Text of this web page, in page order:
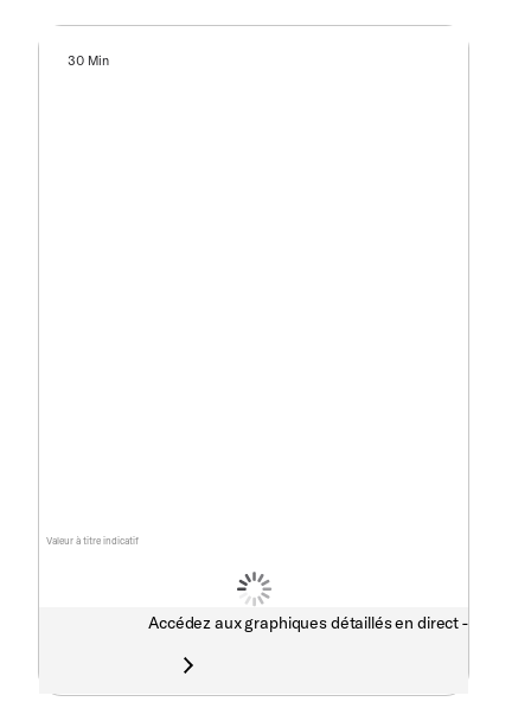
Valeur à titre indicatif
30 Min
Accédez aux graphiques détaillés en direct -